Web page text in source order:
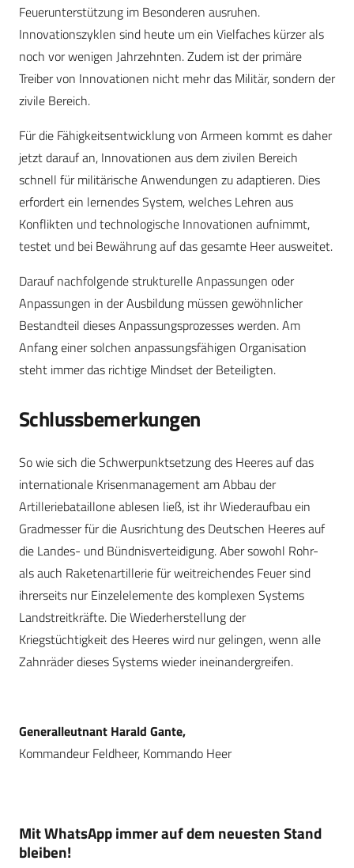
Feuerunterstützung im Besonderen ausruhen.
Innovationszyklen sind heute um ein Vielfaches kürzer als
noch vor wenigen Jahrzehnten. Zudem ist der primäre
Treiber von Innovationen nicht mehr das Militär, sondern der
zivile Bereich.
Für die Fähigkeitsentwicklung von Armeen kommt es daher
jetzt darauf an, Innovationen aus dem zivilen Bereich
schnell für militärische Anwendungen zu adaptieren. Dies
erfordert ein lernendes System, welches Lehren aus
Konflikten und technologische Innovationen aufnimmt,
testet und bei Bewährung auf das gesamte Heer ausweitet.
Darauf nachfolgende strukturelle Anpassungen oder
Anpassungen in der Ausbildung müssen gewöhnlicher
Bestandteil dieses Anpassungsprozesses werden. Am
Anfang einer solchen anpassungsfähigen Organisation
steht immer das richtige Mindset der Beteiligten.
Schlussbemerkungen
So wie sich die Schwerpunktsetzung des Heeres auf das
internationale Krisenmanagement am Abbau der
Artilleriebataillone ablesen ließ, ist ihr Wiederaufbau ein
Gradmesser für die Ausrichtung des Deutschen Heeres auf
die Landes- und Bündnisverteidigung. Aber sowohl Rohr-
als auch Raketenartillerie für weitreichendes Feuer sind
ihrerseits nur Einzelelemente des komplexen Systems
Landstreitkräfte. Die Wiederherstellung der
Kriegstüchtigkeit des Heeres wird nur gelingen, wenn alle
Zahnräder dieses Systems wieder ineinandergreifen.
Generalleutnant Harald Gante,
Kommandeur Feldheer, Kommando Heer
Mit WhatsApp immer auf dem neuesten Stand
bleiben!